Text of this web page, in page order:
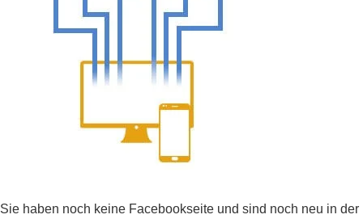
Sie haben noch keine Facebookseite und sind noch neu in der